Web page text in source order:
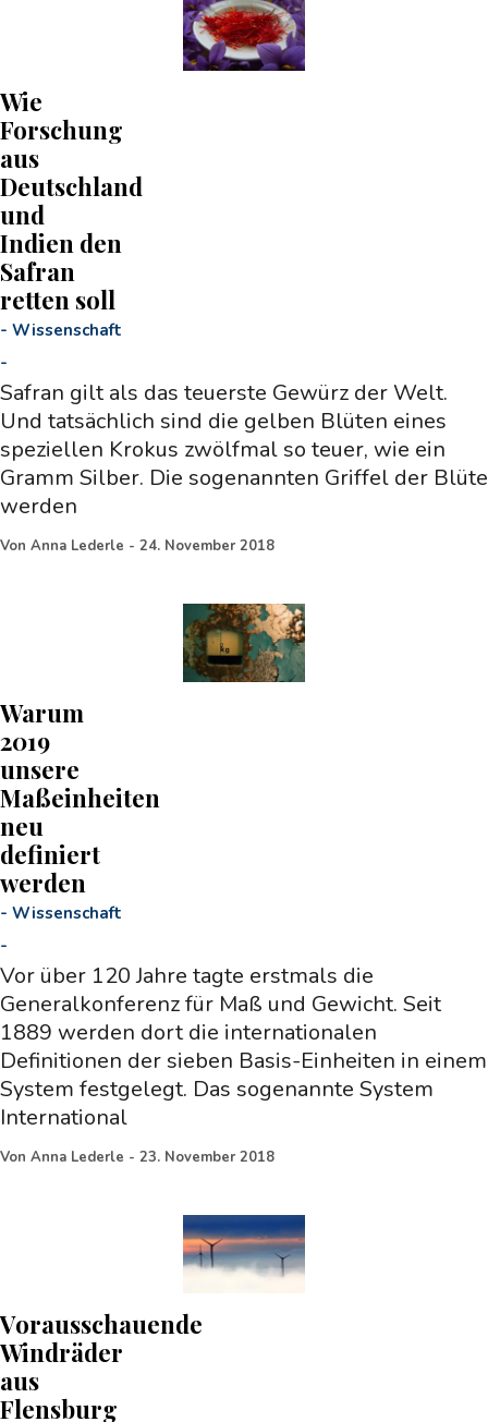
Wie
Forschung
aus
Deutschland
und
Indien den
Safran
retten soll
- Wissenschaft
-
Safran gilt als das teuerste Gewürz der Welt.
Und tatsächlich sind die gelben Blüten eines
speziellen Krokus zwölfmal so teuer, wie ein
Gramm Silber. Die sogenannten Griffel der Blüte
werden
Von Anna Lederle - 24. November 2018
Warum
2019
unsere
Maßeinheiten
neu
definiert
werden
- Wissenschaft
-
Vor über 120 Jahre tagte erstmals die
Generalkonferenz für Maß und Gewicht. Seit
1889 werden dort die internationalen
Definitionen der sieben Basis-Einheiten in einem
System festgelegt. Das sogenannte System
International
Von Anna Lederle - 23. November 2018
Vorausschauende
Windräder
aus
Flensburg